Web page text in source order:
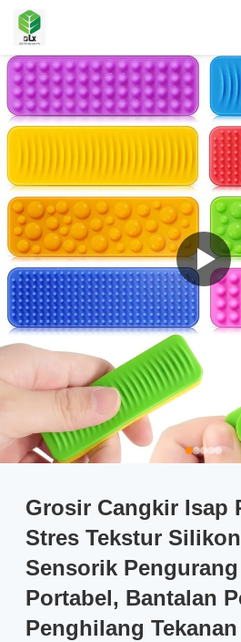
Grosir Cangkir Isap
Stres Tekstur
Sensorik
Portabel, Bantalan
Penghilang